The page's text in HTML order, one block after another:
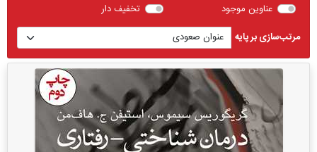
عناوین موجود
تخفیف دار
مرتب‌سازی بر پایه